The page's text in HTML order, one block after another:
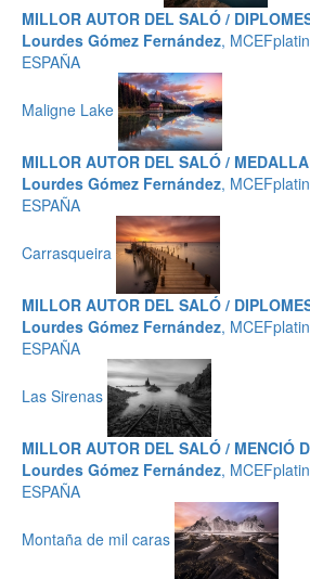
MILLOR AUTOR DEL SALÓ /
Lourdes Gómez Fernández,
ESPAÑA
Maligne Lake
MILLOR AUTOR DEL SALÓ /
Lourdes Gómez Fernández,
ESPAÑA
Carrasqueira
MILLOR AUTOR DEL SALÓ /
Lourdes Gómez Fernández,
ESPAÑA
Las Sirenas
MILLOR AUTOR DEL SALÓ / MENCIÓ
Lourdes Gómez Fernández,
ESPAÑA
Montaña de mil caras